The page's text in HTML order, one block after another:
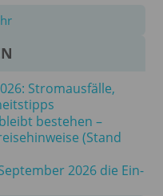
Stromausfälle,
bestehen –
(Stand
2026 die Ein-